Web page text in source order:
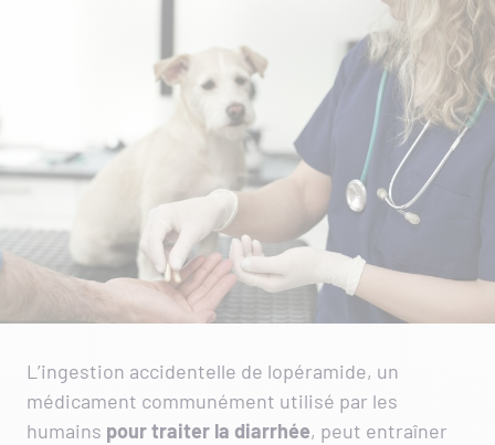
L’ingestion accidentelle de lopéramide, un
médicament communément utilisé par les
humains pour traiter la diarrhée, peut entraîner